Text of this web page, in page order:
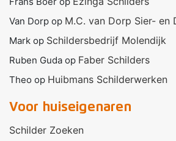
Van Dorp op M.C. van Dorp Sier- en
Mark op Schildersbedrijf Molendijk
Ruben Guda op Faber Schilders
Theo op Huibmans Schilderwerken
Voor huiseigenaren
Schilder Zoeken